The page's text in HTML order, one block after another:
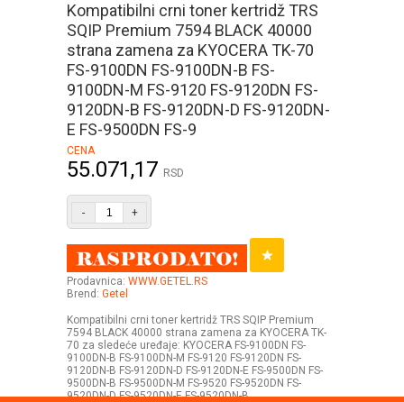
Kompatibilni crni toner kertridž TRS
SQIP Premium 7594 BLACK 40000
strana zamena za KYOCERA TK-70
FS-9100DN FS-9100DN-B FS-
9100DN-M FS-9120 FS-9120DN FS-
9120DN-B FS-9120DN-D FS-9120DN-
E FS-9500DN FS-9
CENA
55.071,17 RSD
- +
Prodavnica: WWW.GETEL.RS
Brend: Getel
Kompatibilni crni toner kertridž TRS SQIP Premium
7594 BLACK 40000 strana zamena za KYOCERA TK-
70 za sledeće uređaje: KYOCERA FS-9100DN FS-
9100DN-B FS-9100DN-M FS-9120 FS-9120DN FS-
9120DN-B FS-9120DN-D FS-9120DN-E FS-9500DN FS-
9500DN-B FS-9500DN-M FS-9520 FS-9520DN FS-
9520DN-D FS-9520DN-E FS-9520DN-B